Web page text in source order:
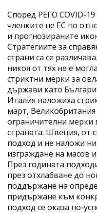
Според РЕГО COVID-
членките не ЕС по
и прогнозираните
Стратегиите за
страни са се
никоя от тях не е
стриктни мерки за
държави като
Италия наложиха
март,
ограничителни мерки
страната. Швеция, от
подход и не наложи
изграждане на масов
През годината
през отхлабване до
поддържане на
придържане към
подход се оказа по-